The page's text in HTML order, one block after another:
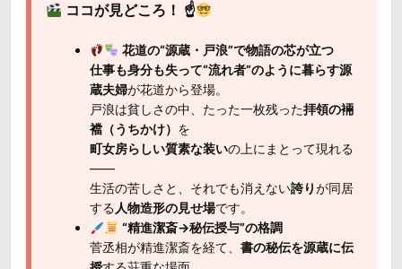
ココが見どころ！ ☝
花道の“源蔵・戸浪”で物語の芯が立つ
仕事も身分も失って“流れ者”のように暮らす源
蔵夫婦が花道から登場。
戸浪は貧しさの中、たった一枚残った拝領の裲
襠（うちかけ） を
町女房らしい質素な装いの上にまとって現れる
――
生活の苦しさと、それでも消えない誇りが同居
する 人物造形の見せ場です。
“精進潔斎→秘伝授与”の格調
菅丞相が精進潔斎を経て、書の秘伝を源蔵に伝